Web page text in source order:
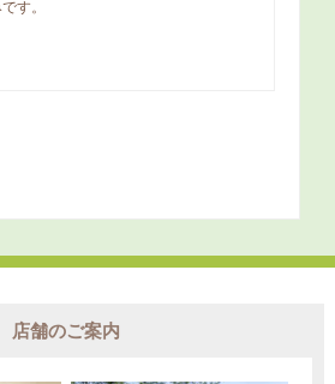
店舗のご案内